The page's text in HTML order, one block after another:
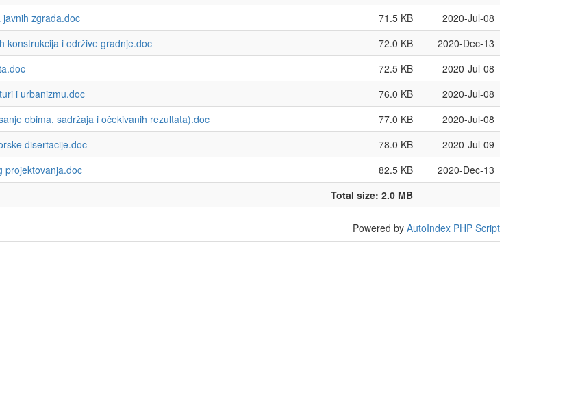
zgrada.doc
71.5 KB
2020-Jul-08
konstrukcija i održive gradnje.doc
72.0 KB
2020-Dec-13
72.5 KB
2020-Jul-08
i urbanizmu.doc
76.0 KB
2020-Jul-08
obima, sadržaja i očekivanih rezultata).doc
77.0 KB
2020-Jul-08
disertacije.doc
78.0 KB
2020-Jul-09
projektovanja.doc
82.5 KB
2020-Dec-13
Total size: 2.0 MB
Powered by AutoIndex PHP Script